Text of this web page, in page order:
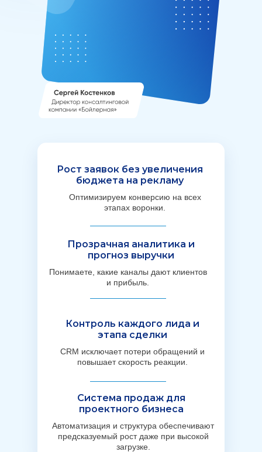
Рост заявок без увеличения
бюджета на рекламу
Оптимизируем конверсию на всех
этапах воронки.
Контроль каждого лида и
этапа сделки
CRM исключает потери обращений и
повышает скорость реакции.
Прозрачная аналитика и
прогноз выручки
Понимаете, какие каналы дают клиентов
и прибыль.
Система продаж для
проектного бизнеса
Автоматизация и структура обеспечивают
предсказуемый рост даже при высокой
загрузке.